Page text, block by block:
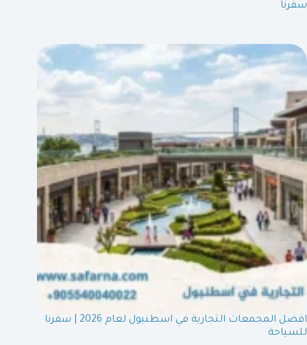
سفرنا
افضل المجمعات التجارية في اسطنبول لعام 2026 | سفرنا
للسياحة